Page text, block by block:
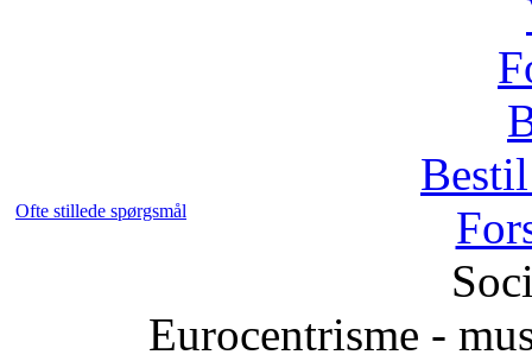
Ofte stillede spørgsmål
Eurocentrisme -